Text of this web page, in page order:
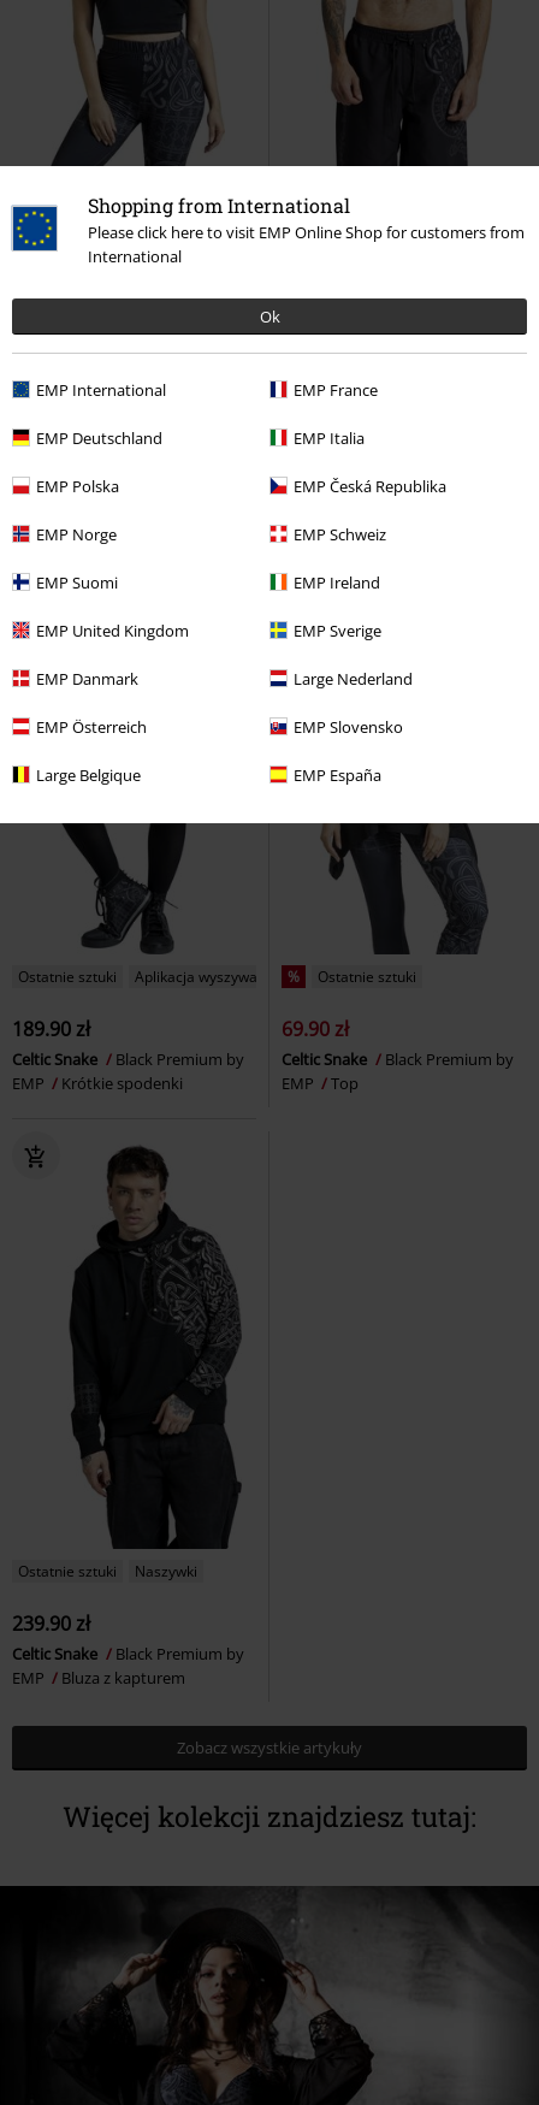
Shopping from International
Please click here to visit EMP Online Shop for customers from
International
Ok
EMP International EMP France
EMP Deutschland EMP Italia
EMP Polska EMP Česká Republika
EMP Norge EMP Schweiz
EMP Suomi EMP Ireland
EMP United Kingdom EMP Sverige
EMP Danmark Large Nederland
EMP Österreich EMP Slovensko
Large Belgique EMP España
99.90 zł
EMP
Legginsy
Ostatnie sztuki
139.90 zł
EMP
Kąpielówki
Ostatnie sztuki Aplikacja wyszywana
189.90 zł
Celtic Snake
Black Premium by
EMP
Krótkie spodenki
% Ostatnie sztuki
69.90 zł
Celtic Snake
Black Premium by
EMP
Top
Ostatnie sztuki Naszywki
239.90 zł
Celtic Snake
Black Premium by
EMP
Bluza z kapturem
Zobacz wszystkie artykuły
Więcej kolekcji znajdziesz tutaj: